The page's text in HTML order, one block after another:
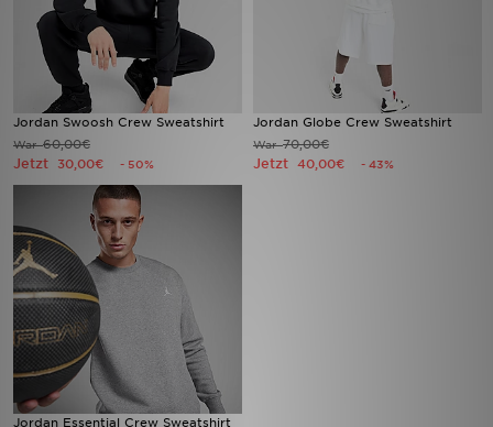
Jordan Swoosh Crew Sweatshirt
War60,00€
Jetzt 30,00€ - 50%
Jordan Globe Crew Sweatshirt
War70,00€
Jetzt 40,00€ - 43%
Jordan Essential Crew Sweatshirt
Filialfinder
Mein JD
Meine Nachrichten
Bestellverfolgung
Hilfe & Kontakt
Trending Styles